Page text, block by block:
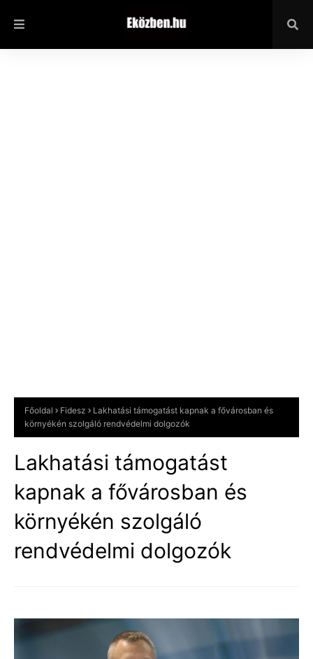
Főoldal Fidesz
Lakhatási támogatást kapnak a fővárosban és
környékén szolgáló rendvédelmi dolgozók
Lakhatási támogatást
kapnak a fővárosban és
környékén szolgáló
rendvédelmi dolgozók